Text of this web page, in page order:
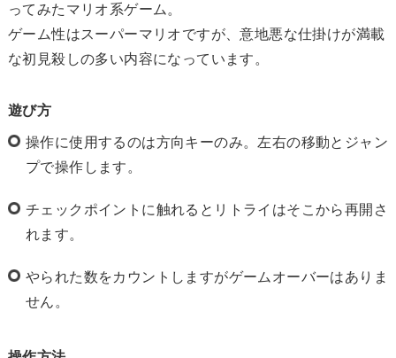
ってみたマリオ系ゲーム。
ゲーム性はスーパーマリオですが、意地悪な仕掛けが満載
な初見殺しの多い内容になっています。
遊び方
操作に使用するのは方向キーのみ。左右の移動とジャン
プで操作します。
チェックポイントに触れるとリトライはそこから再開さ
れます。
やられた数をカウントしますがゲームオーバーはありま
せん。